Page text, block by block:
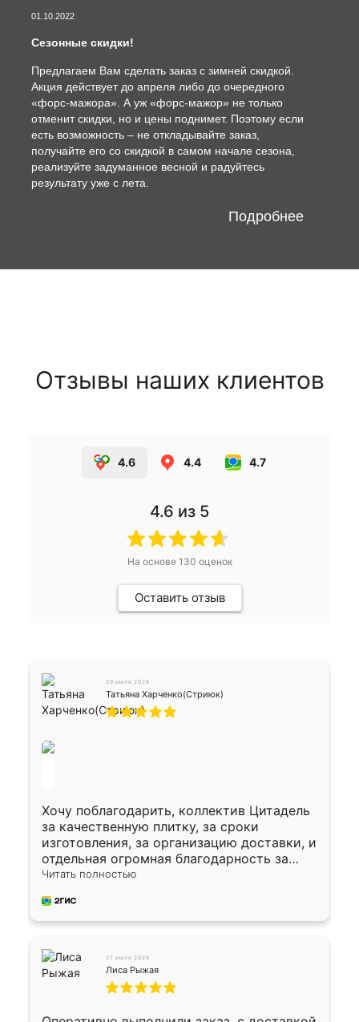
01.10.2022
Сезонные скидки!
Предлагаем Вам сделать заказ с зимней скидкой.
Акция действует до апреля либо до очередного
«форс-мажора». А уж «форс-мажор» не только
отменит скидки, но и цены поднимет. Поэтому если
есть возможность – не откладывайте заказ,
получайте его со скидкой в самом начале сезона,
реализуйте задуманное весной и радуйтесь
результату уже с лета.
Подробнее
Отзывы наших клиентов
4.6 4.4 4.7
4.6 из 5
На основе 130 оценок
Оставить отзыв
29 июля 2026
Татьяна Харченко(Стриюк)
Хочу поблагодарить, коллектив Цитадель
за качественную плитку, за сроки
изготовления, за организацию доставки, и
отдельная огромная благодарность за
укладку плитки Оганесу, за два дня 70 кв,
Читать полностью
27 июля 2026
Лиса Рыжая